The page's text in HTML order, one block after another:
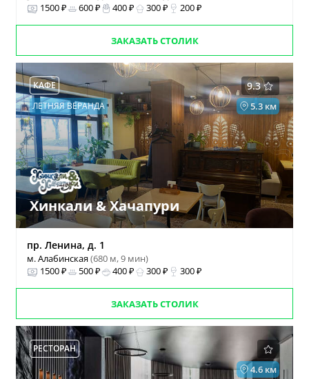
1500 ₽ 600 ₽ 400 ₽ 300 ₽ 200 ₽
ЗАКАЗАТЬ СТОЛИК
9.3
КАФЕ
5.3 км
ЛЕТНЯЯ ВЕРАНДА
Хинкали & Хачапури
пр. Ленина, д. 1
м. Алабинская(680 м, 9 мин)
1500 ₽
500 ₽ 400 ₽ 300 ₽ 300 ₽
ЗАКАЗАТЬ СТОЛИК
РЕСТОРАН
4.6 км